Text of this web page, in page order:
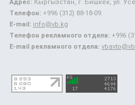
Адрес: Кыргызстан, г. Бишкек, ул.
Телефон: +996 (312) 88-18-09.
E-mail: info@vb.kg
Телефон рекламного отдела: +996
E-mail рекламного отдела: